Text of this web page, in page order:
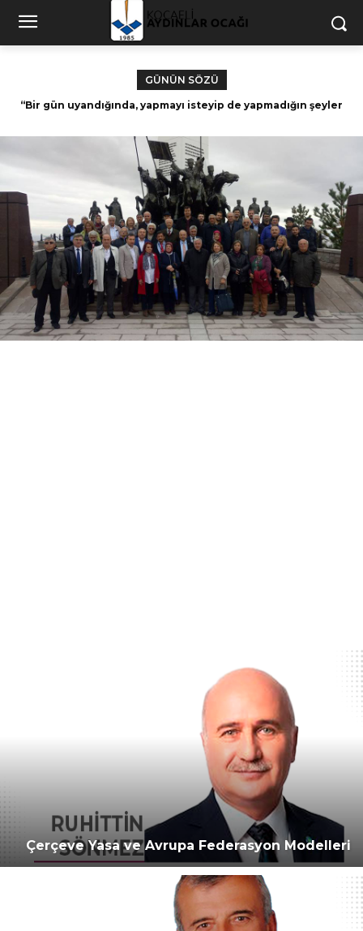
GÜNÜN SÖZÜ
“Bir gün uyandığında, yapmayı isteyip de yapmadığın şeyler
Dünyasına isyan etmeyen ruh, Allah’a teslim
Çerçeve Yasa ve Avrupa Federasyon Modelleri